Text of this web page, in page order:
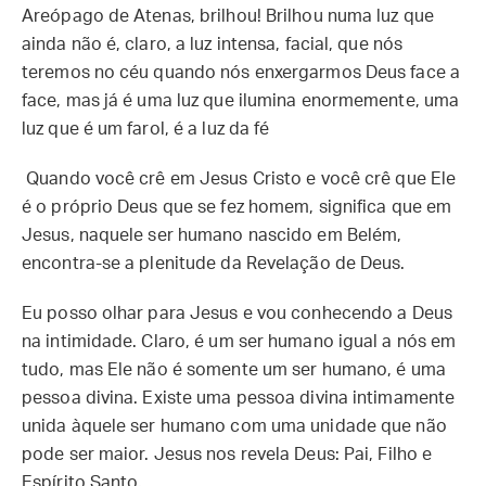
Areópago de Atenas, brilhou! Brilhou numa luz que
ainda não é, claro, a luz intensa, facial, que nós
teremos no céu quando nós enxergarmos Deus face a
face, mas já é uma luz que ilumina enormemente, uma
luz que é um farol, é a luz da fé
Quando você crê em Jesus Cristo e você crê que Ele
é o próprio Deus que se fez homem, significa que em
Jesus, naquele ser humano nascido em Belém,
encontra-se a plenitude da Revelação de Deus.
Eu posso olhar para Jesus e vou conhecendo a Deus
na intimidade. Claro, é um ser humano igual a nós em
tudo, mas Ele não é somente um ser humano, é uma
pessoa divina. Existe uma pessoa divina intimamente
unida àquele ser humano com uma unidade que não
pode ser maior. Jesus nos revela Deus: Pai, Filho e